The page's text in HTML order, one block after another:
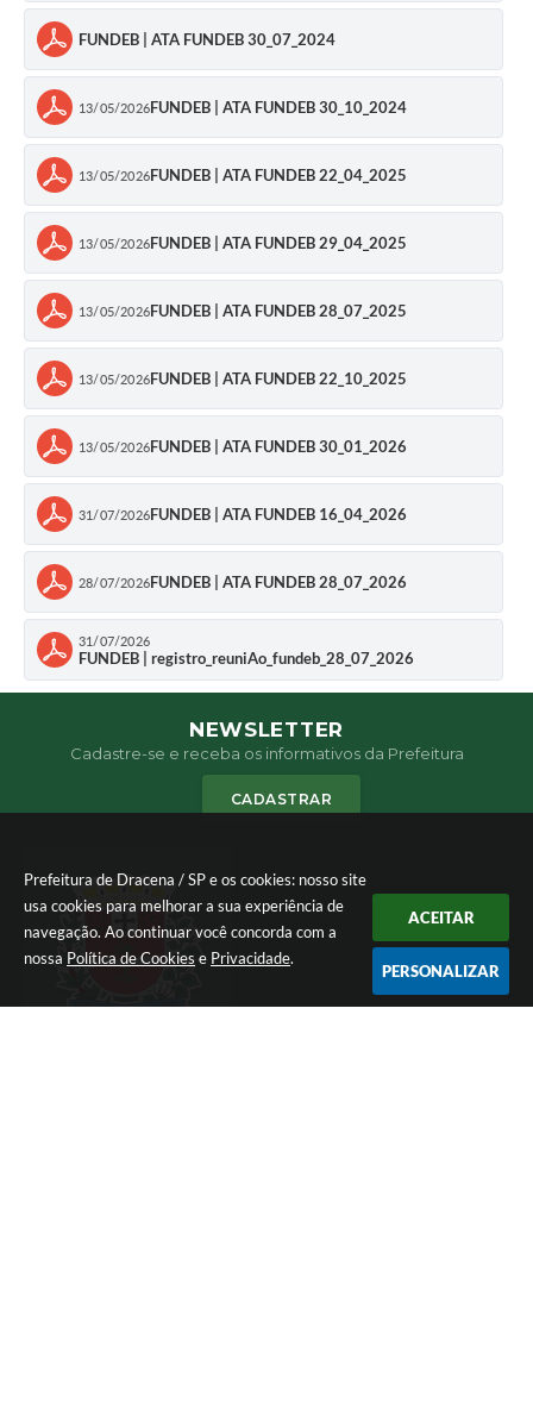
Prefeitura de Dracena / SP e os cookies: nosso site
usa cookies para melhorar a sua experiência de
navegação. Ao continuar você concorda com a
nossa Política de Cookies e Privacidade.
ACEITAR
PERSONALIZAR
FUNDEB | ATA FUNDEB 30_07_2024
13/05/2026FUNDEB | ATA FUNDEB 30_10_2024
13/05/2026FUNDEB | ATA FUNDEB 22_04_2025
13/05/2026FUNDEB | ATA FUNDEB 29_04_2025
13/05/2026FUNDEB | ATA FUNDEB 28_07_2025
13/05/2026FUNDEB | ATA FUNDEB 22_10_2025
13/05/2026FUNDEB | ATA FUNDEB 30_01_2026
31/07/2026FUNDEB | ATA FUNDEB 16_04_2026
28/07/2026FUNDEB | ATA FUNDEB 28_07_2026
31/07/2026
FUNDEB | registro_reuniAo_fundeb_28_07_2026
NEWSLETTER
Cadastre-se e receba os informativos da Prefeitura
CADASTRAR